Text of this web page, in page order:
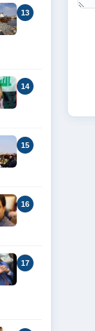
13
14
15
16
17